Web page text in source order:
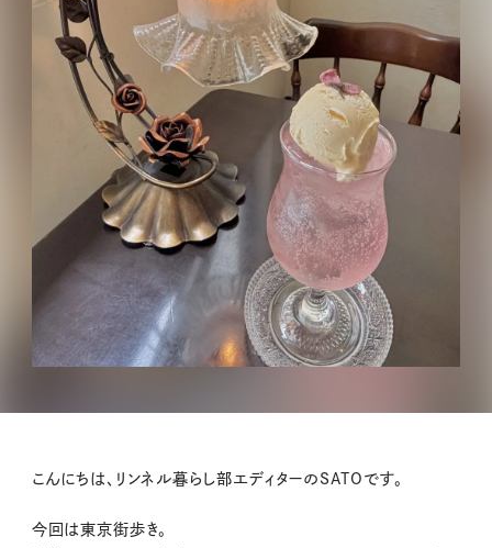
こんにちは、リンネル暮らし部エディターのSATOです。
今回は東京街歩き。